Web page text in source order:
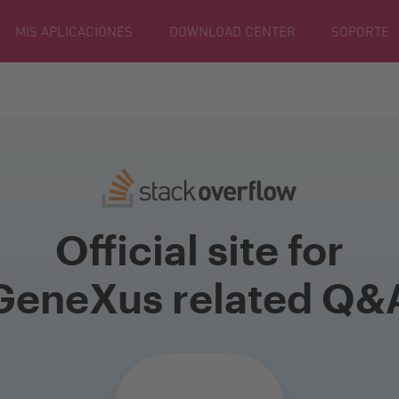
MIS APLICACIONES DOWNLOAD CENTER SOPORTE
Official site for
related